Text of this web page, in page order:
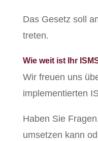
Das Gesetz soll
treten.
Wie weit ist Ihr
Wir freuen uns
implementierten
Haben Sie
umsetzen kann